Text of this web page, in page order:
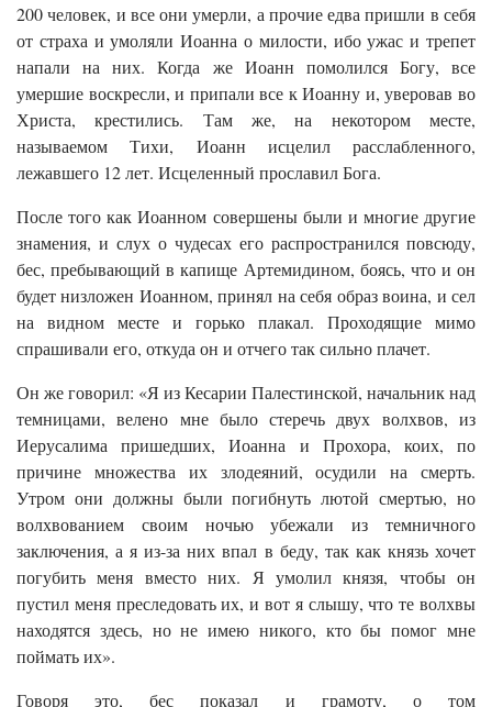
200 человек, и все они умерли, а прочие едва пришли в себя
от страха и умоляли Иоанна о милости, ибо ужас и трепет
напали на них. Когда же Иоанн помолился Богу, все
умершие воскресли, и припали все к Иоанну и, уверовав во
Христа, крестились. Там же, на некотором месте,
называемом Тихи, Иоанн исцелил расслабленного,
лежавшего 12 лет. Исцеленный прославил Бога.
После того как Иоанном совершены были и многие другие
знамения, и слух о чудесах его распространился повсюду,
бес, пребывающий в капище Артемидином, боясь, что и он
будет низложен Иоанном, принял на себя образ воина, и сел
на видном месте и горько плакал. Проходящие мимо
спрашивали его, откуда он и отчего так сильно плачет.
Он же говорил: «Я из Кесарии Палестинской, начальник над
темницами, велено мне было стеречь двух волхвов, из
Иерусалима пришедших, Иоанна и Прохора, коих, по
причине множества их злодеяний, осудили на смерть.
Утром они должны были погибнуть лютой смертью, но
волхвованием своим ночью убежали из темничного
заключения, а я из-за них впал в беду, так как князь хочет
погубить меня вместо них. Я умолил князя, чтобы он
пустил меня преследовать их, и вот я слышу, что те волхвы
находятся здесь, но не имею никого, кто бы помог мне
поймать их».
Говоря это, бес показал и грамоту, о том